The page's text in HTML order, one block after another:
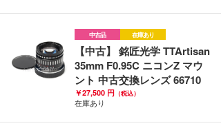
中古品 在庫あり
【中古】 銘匠光学 TTArtisan
35mm F0.95C ニコンZ マウ
ント 中古交換レンズ 66710
￥27,500 円 （税込）
在庫あり